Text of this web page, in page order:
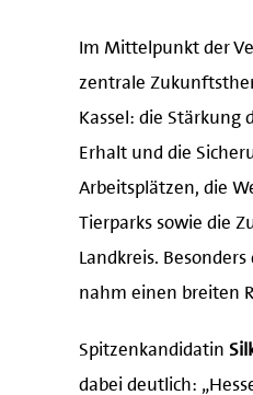
Im Mittelpunkt der
zentrale
Kassel: die Stärkung
Erhalt und die
Arbeitsplätzen, die
Tierparks sowie die
Landkreis.
nahm einen breiten
Spitzenkandidatin
dabei deutlich: